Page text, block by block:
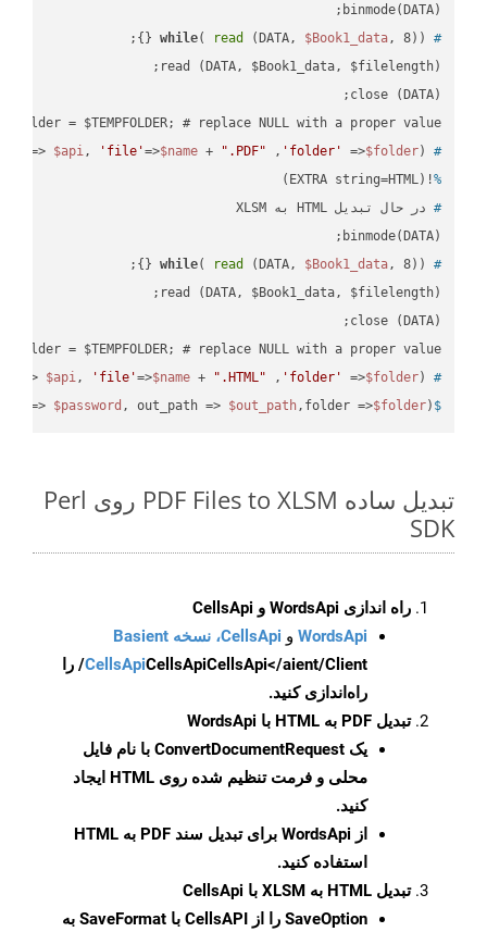
binmode(DATA);
#
while( read (DATA, $Book1_data, 8)) {};
$folder = $TEMPFOLDER; # replace NULL with a proper value
#
=> $api, 'file'=>$name + ".PDF" , 'folder' =>$folder) ;
%
!(EXTRA string=HTML)
# در حال تبدیل HTML به XLSM
binmode(DATA);
#
while( read (DATA, $Book1_data, 8)) {};
$folder = $TEMPFOLDER; # replace NULL with a proper value
#
=> $api, 'file'=>$name + ".HTML" , 'folder' =>$folder) ;
$
=> $password , out_path => $out_path,folder =>$folder);
تبدیل ساده PDF Files to XLSM روی Perl
SDK
راه اندازی WordsApi و CellsApi
WordsApi و CellsApi، نسخه Basient
CellsApiCellsApi
CellsApi</aient/Client/ را
راه‌اندازی کنید.
تبدیل PDF به HTML با WordsApi
یک ConvertDocumentRequest با نام فایل
محلی و فرمت تنظیم شده روی HTML ایجاد
کنید.
از WordsApi برای تبدیل سند PDF به HTML
استفاده کنید.
تبدیل HTML به XLSM با CellsApi
SaveOption
را از CellsAPI با SaveFormat به